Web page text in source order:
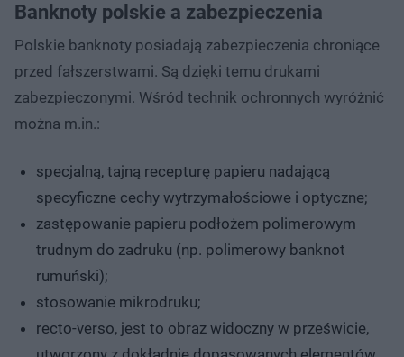
Banknoty polskie a zabezpieczenia
Polskie banknoty posiadają zabezpieczenia chroniące
przed fałszerstwami. Są dzięki temu drukami
zabezpieczonymi. Wśród technik ochronnych wyróżnić
można m.in.:
specjalną, tajną recepturę papieru nadającą
specyficzne cechy wytrzymałościowe i optyczne;
zastępowanie papieru podłożem polimerowym
trudnym do zadruku (np. polimerowy banknot
rumuński);
stosowanie mikrodruku;
recto-verso, jest to obraz widoczny w prześwicie,